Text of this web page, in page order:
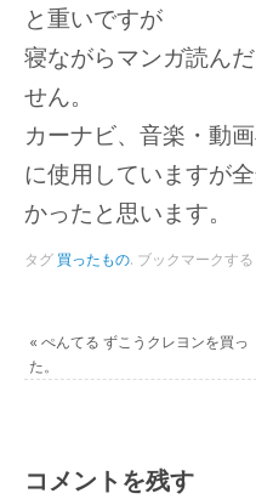
と重いですが
寝ながらマンガ読ん
せん。
カーナビ、音楽・動
に使用していますが
かったと思います。
タグ 買ったもの. ブックマークす
« ぺんてる ずこうクレヨンを買っ
た。
コメントを残す